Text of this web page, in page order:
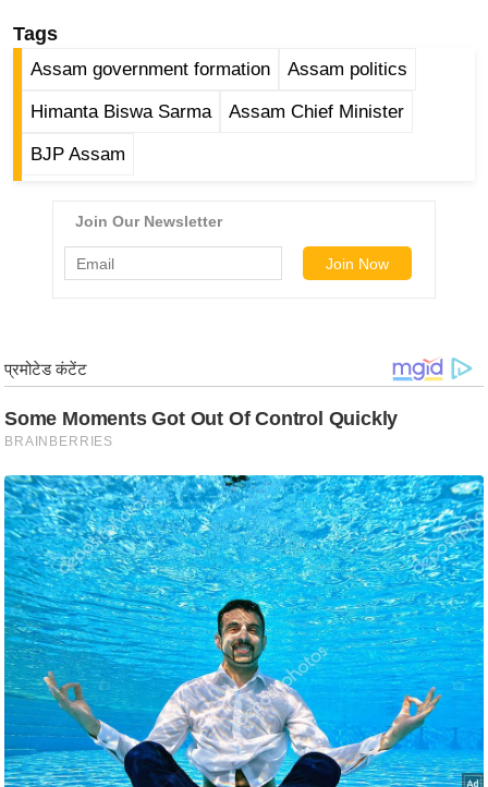
ग
इं
या
सा
टो
व
र्ल्ड
न्यू
ज
ब्री
फ
म
नो
रं
ज
न
ग
त
Tags
Assam government formation Assam politics
Himanta Biswa Sarma Assam Chief Minister
BJP Assam